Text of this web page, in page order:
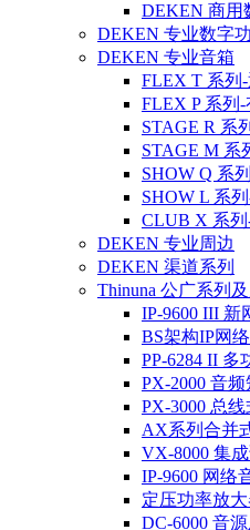
DEKEN 商用
DEKEN 专业数字
DEKEN 专业音箱
FLEX T 系列
FLEX P 系列
STAGE R 系
STAGE M 系
SHOW Q 系
SHOW L 系
CLUB X 系
DEKEN 专业周边
DEKEN 渠道系列
Thinuna 公广系列
IP-9600 III 新
BS架构IP网
PP-6284 II 多
PX-2000 音
PX-3000 总
AX系列合并
VX-8000 集
IP-9600 网络
定压功率放
DC-6000 音